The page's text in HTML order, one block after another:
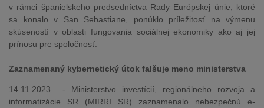
v rámci španielskeho predsedníctva Rady Európskej únie, ktoré
sa konalo v San Sebastiane, ponúklo príležitosť na výmenu
skúseností v oblasti fungovania sociálnej ekonomiky ako aj jej
prínosu pre spoločnosť.
Zaznamenaný kybernetický útok falšuje meno ministerstva
14.11.2023 - Ministerstvo investícií, regionálneho rozvoja a
informatizácie SR (MIRRI SR) zaznamenalo nebezpečnú e-